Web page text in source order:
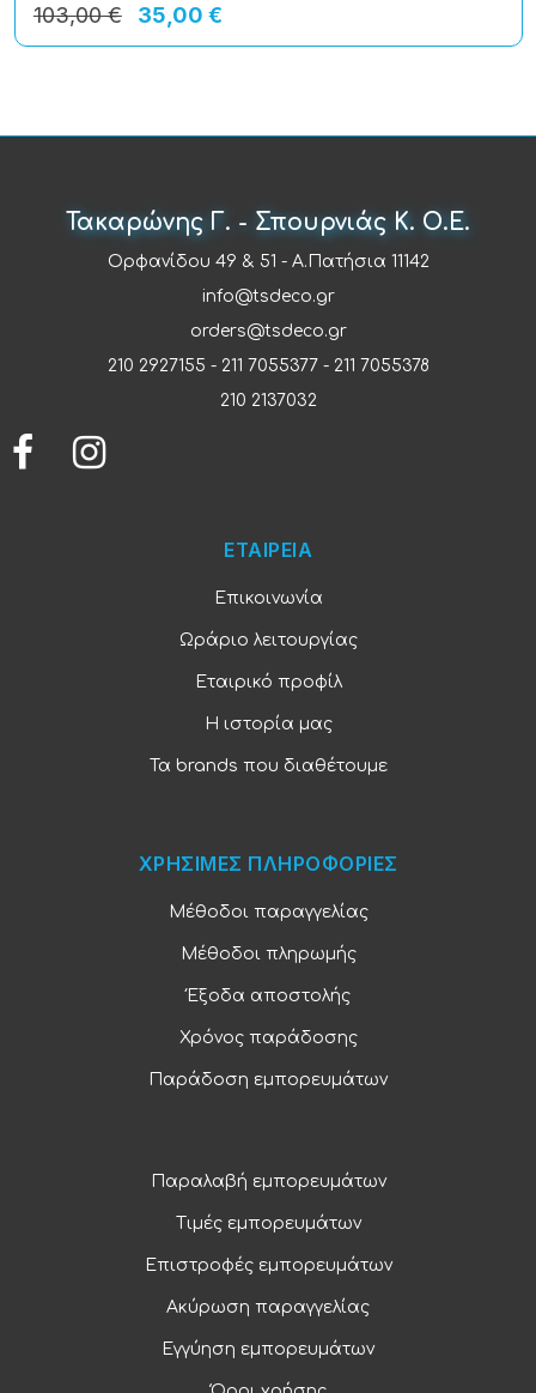
35,00 €
103,00 €
Τακαρώνης Γ. - Σπουρνιάς Κ. Ο.Ε.
Ορφανίδου 49 & 51 - Α.Πατήσια 11142
info@tsdeco.gr
orders@tsdeco.gr
210 2927155 - 211 7055377 - 211 7055378
210 2137032
ΕΤΑΙΡΕΙΑ
Επικοινωνία
Ωράριο λειτουργίας
Εταιρικό προφίλ
Η ιστορία μας
Τα brands που διαθέτουμε
ΧΡΗΣΙΜΕΣ ΠΛΗΡΟΦΟΡΙΕΣ
Μέθοδοι παραγγελίας
Μέθοδοι πληρωμής
Έξοδα αποστολής
Χρόνος παράδοσης
Παράδοση εμπορευμάτων
Παραλαβή εμπορευμάτων
Τιμές εμπορευμάτων
Επιστροφές εμπορευμάτων
Ακύρωση παραγγελίας
Εγγύηση εμπορευμάτων